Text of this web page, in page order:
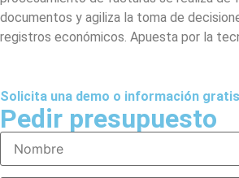
documentos y agiliza la toma de
registros económicos. Apuesta por la
Solicita una demo o información gratis
Pedir presupuesto